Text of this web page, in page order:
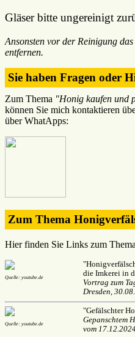
Gläser bitte ungereinigt
Ansonsten vor der Reinigung
entfernen.
Sie haben Fragen oder
Zum Thema "Honig kaufen und
können Sie mich kontaktieren
über WhatApps:
Zum Thema
Hier finden Sie Links zum
Quelle: youtube.de
die Imkerei in
Vortrag zum
Dresden,
Quelle: youtube.de
"Gefälschter
Gepanschtem
vom